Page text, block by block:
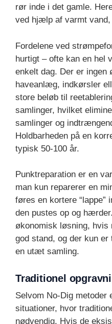
rør inde i det gamle.
ved hjælp af varmt
Fordelene ved
hurtigt – ofte kan en hel
enkelt dag. Der er ingen
haveanlæg, indkørsler
store beløb til
samlinger, hvilket
samlinger og
Holdbarheden på en
typisk 50-100 år.
Punktreparation er en
man kun reparerer en
føres en kortere “lappe”
den pustes op og
økonomisk løsning,
god stand, og der kun
en utæt samling.
Traditionel
Selvom No-Dig metoder
situationer, hvor
nødvendig. Hvis de